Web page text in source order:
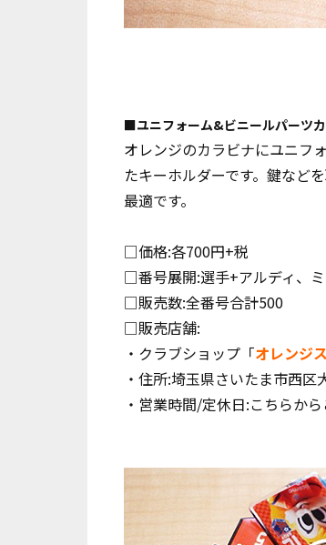
■ユニフォーム&ビニールパーツ
オレンジのカラビナにユニフ
たキーホルダーです。鍵など
最適です。
□価格:各700円+税
□番号展開:選手+アルディ、
□販売数:全番号合計500
□販売店舗:
・クラブショップ「オレンジ
・住所:埼玉県さいたま市西区
・営業時間/定休日:こちらから